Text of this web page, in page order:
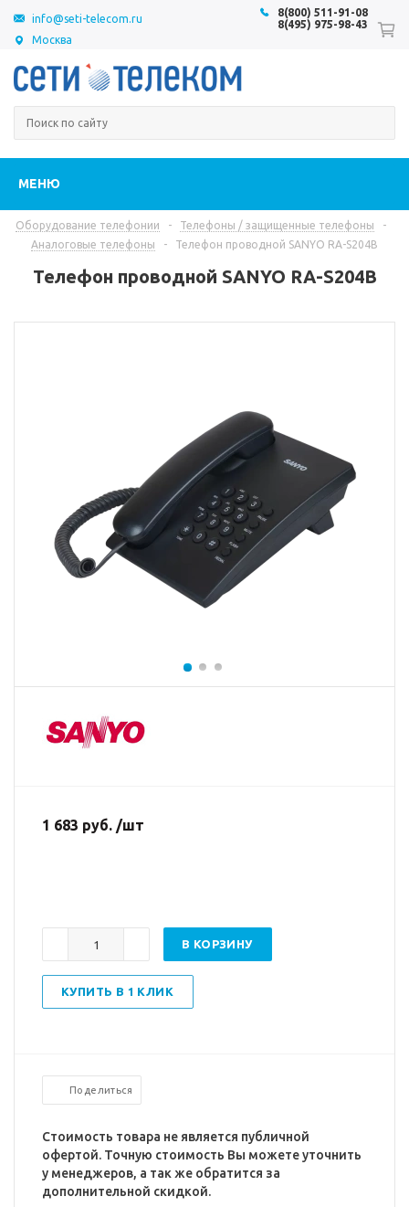
Москва
8(800) 511-91-08
8(495) 975-98-43
info@seti-telecom.ru
МЕНЮ
Оборудование телефонии - Телефоны / защищенные телефоны
-
Аналоговые телефоны
- Телефон проводной SANYO RA-S204B
Телефон проводной SANYO RA-S204B
1 683 руб. /шт
В КОРЗИНУ
КУПИТЬ В 1 КЛИК
Поделиться
Стоимость товара не является публичной
офертой. Точную стоимость Вы можете уточнить
у менеджеров, а так же обратится за
дополнительной скидкой.